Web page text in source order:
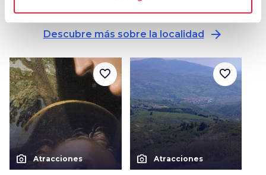
Otras atracciones en Vicchio
Descubre más sobre la localidad arrow_forward
photo_camera Atracciones
favorite_border
photo_camera Atracciones
favorite_border